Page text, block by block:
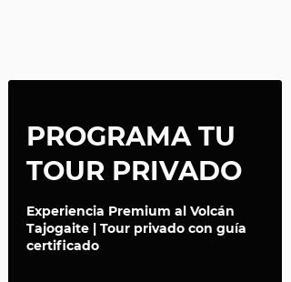
PROGRAMA TU
TOUR PRIVADO
Experiencia Premium al Volcán
Tajogaite | Tour privado con guía
certificado